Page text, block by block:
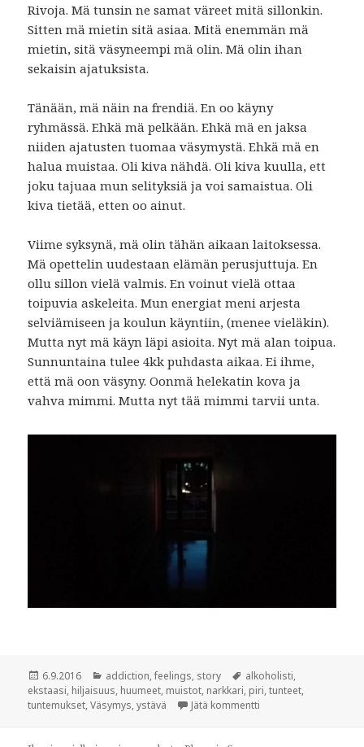
Rivoja. Mä tunsin ne samat väreet mitä sillonkin.
Sitten mä mietin sitä asiaa. Mitä enemmän mä
mietin, sitä väsyneempi mä olin. Mä olin ihan
sekaisin ajatuksista.
Tänään, mä näin na frendiä. En oo käyny
ryhmässä. Ehkä mä pelkään. Ehkä mä en jaksa
niiden ajatusten tuomaa väsymystä. Ehkä mä en
halua muistaa. Oli kiva nähdä. Oli kiva kuulla, ett
joku tajuaa mun selityksiä ja voi samaistua. Oli
kiva tietää, etten oo ainut.
Viime syksynä, mä olin tähän aikaan laitoksessa.
Mä opettelin uudestaan elämän perusjuttuja. En
ollu sillon vielä valmis. En voinut vielä ottaa
toipuvia askeleita. Mun energiat meni arjesta
selviämiseen ja koulun käyntiin, (menee vieläkin).
Mutta nyt mä käyn läpi asioita. Nyt mä alan toipua.
Sunnuntaina tulee 4kk puhdasta aikaa. Ei ihme,
että mä oon väsyny. Oonmä helekatin kova ja
vahva mimmi. Mutta nyt tää mimmi tarvii unta.
Julkaistu
6.9.2016 Kategoriat
addiction,feelings, story Avainsanat
alkoholisti,
ekstaasi, hiljaisuus, huumeet, muistot, narkkari, piri,tunteet,
tuntemukset,Väsymys,ystävä Jätä kommentti